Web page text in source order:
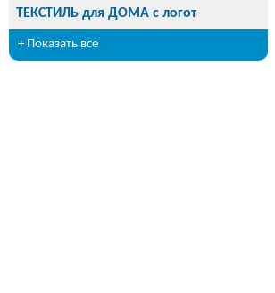
ТЕКСТИЛЬ для ДОМА с логот
+ Показать все